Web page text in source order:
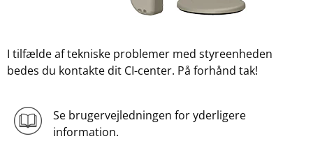
I tilfælde af tekniske problemer med styreenheden
bedes du kontakte dit CI-center. På forhånd tak!
Se brugervejledningen for yderligere
information.